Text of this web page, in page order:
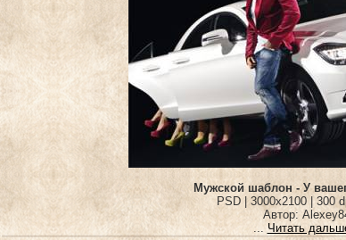
Мужской шаблон - У
PSD | 3000x2100 | 300
Автор:
... Читать